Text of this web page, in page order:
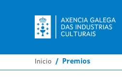
Inicio Premios